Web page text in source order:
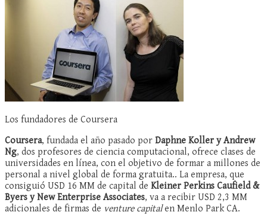
Los fundadores de Coursera
Coursera, fundada el año pasado por Daphne Koller y Andrew
Ng, dos profesores de ciencia computacional, ofrece clases de
universidades en línea, con el objetivo de formar a millones de
personal a nivel global de forma gratuita.. La empresa, que
consiguió USD 16 MM de capital de Kleiner Perkins Caufield &
Byers y New Enterprise Associates, va a recibir USD 2,3 MM
adicionales de firmas de venture capitalen Menlo Park CA.